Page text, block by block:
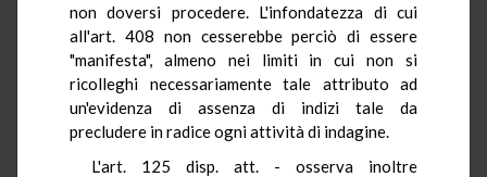
non doversi procedere. L'infondatezza di cui
all'art. 408 non cesserebbe perciò di essere
"manifesta", almeno nei limiti in cui non si
ricolleghi necessariamente tale attributo ad
un'evidenza di assenza di indizi tale da
precludere in radice ogni attività di indagine.
L'art. 125 disp. att. - osserva inoltre